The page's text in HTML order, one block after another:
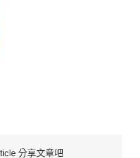
分享文章吧